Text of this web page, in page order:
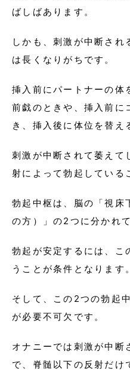
ばしばあります。
しかも、刺激が中断され
は長くなりがちです。
挿入前にパートナーの体
前戯のときや、挿入前に
き、挿入後に体位を替え
刺激が中断されて萎えて
射によって勃起している
勃起中枢は、脳の「視床
の方）」の2つに分かれて
勃起が安定するには、こ
うことが条件となります。
そして、この2つの勃起
が必要不可欠です。
オナニーでは刺激が中断
で、脊髄以下の反射だけ